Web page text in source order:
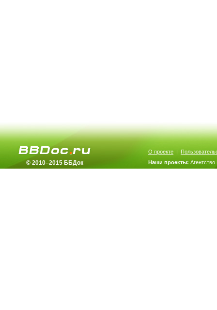
© 2010–2015 ББДок
О проекте |
Наши проекты: